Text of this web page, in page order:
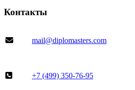
Контакты
mail@diplomasters.com
+7 (499) 350-76-95